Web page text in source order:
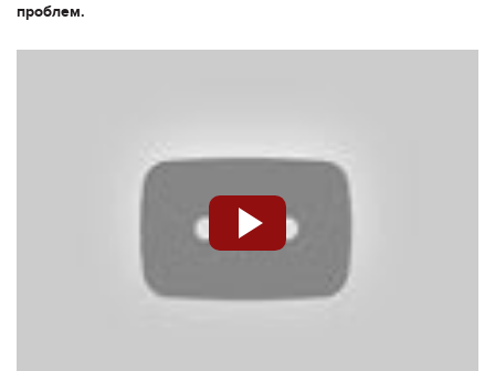
проблем.